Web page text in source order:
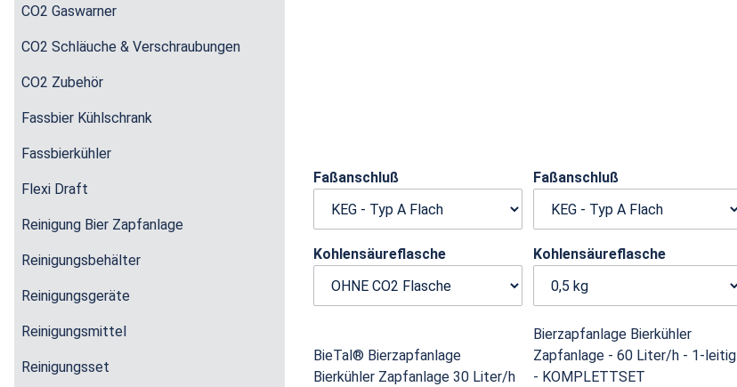
Faßanschluß
Kohlensäureflasche
BieTal® Bierzapfanlage
Bierkühler Zapfanlage 30 Liter/h
Faßanschluß
Kohlensäureflasche
Bierzapfanlage Bierkühler
Zapfanlage - 60 Liter/h - 1-leitig
- KOMPLETTSET
CO2 Gaswarner
CO2 Schläuche & Verschraubungen
CO2 Zubehör
Fassbier Kühlschrank
Fassbierkühler
Flexi Draft
Reinigung Bier Zapfanlage
Reinigungsbehälter
Reinigungsgeräte
Reinigungsmittel
Reinigungsset